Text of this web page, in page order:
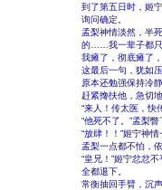
到了第五日时，姬
询问确定。
孟梨神情淡然，半
的……我一辈子都只
我瘫了，彻底瘫了
这最后一句，犹如
原本还勉强保持冷
赶紧搀扶他，急切
“来人！传太医，快
“他死不了。”孟梨
“放肆！！”姬宁神
孟梨一点都不怕，
“皇兄！”姬宁忿忿
全都退下。
常衡抽回手臂，沉